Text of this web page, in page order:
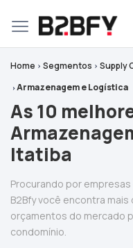
Home Segmentos
Supply
Armazenagem e Logística
As 10
Itatiba
Procurando por
B2Bfy você encontra
orçamentos do mercado
condomínio.